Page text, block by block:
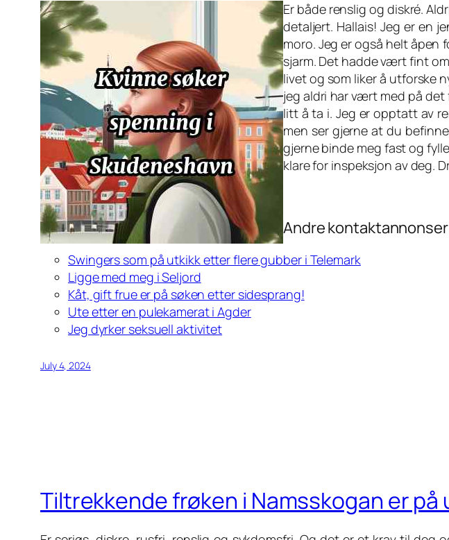
Er både renslig og diskré.
detaljert. Hallais! Jeg er en
moro. Jeg er også helt åpen
sjarm. Det hadde vært fint
livet og som liker å utforske
jeg aldri har vært med på det
litt å ta i. Jeg er opptatt av
men ser gjerne at du
gjerne binde meg fast og
klare for inspeksjon av deg.
Andre kontaktannonser
Swingers som på utkikk etter flere gubber i Telemark
Ligge med meg i Seljord
Kåt, gift frue er på søken etter sidesprang!
Ute etter en pulekamerat i Agder
Jeg dyrker seksuell aktivitet
July 4, 2024
Tiltrekkende frøken i Namsskogan er